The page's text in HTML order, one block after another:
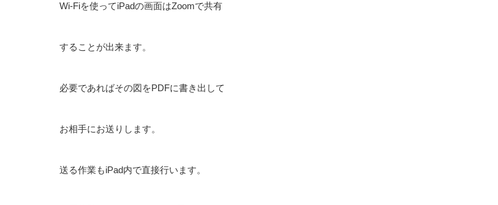
Wi-Fiを使ってiPadの画面はZoomで共有
することが出来ます。
必要であればその図をPDFに書き出して
お相手にお送りします。
送る作業もiPad内で直接行います。